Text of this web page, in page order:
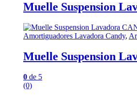
Muelle Suspension
Amortiguadores Lavadora Candy,
Muelle Suspension
0 de 5
(0)